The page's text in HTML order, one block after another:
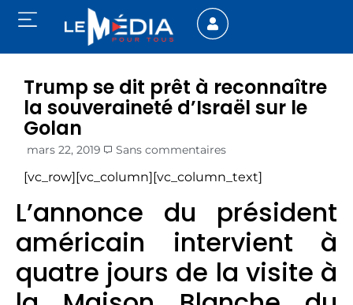
Trump se dit prêt à reconnaître
la souveraineté d’Israël sur le
Golan
mars 22, 2019 Sans commentaires
[vc_row][vc_column][vc_column_text]
L’annonce du président
américain intervient à
quatre jours de la visite à